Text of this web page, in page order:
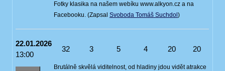
Fotky klasika na našem webíku www.alkyon.cz a na
Facebooku. (Zapsal Svoboda Tomáš Suchdol )
22.01.2026
13:00
32 3 5 4 20 20
Brutálně skvělá viditelnost, od hladiny jdou vidět atrakce